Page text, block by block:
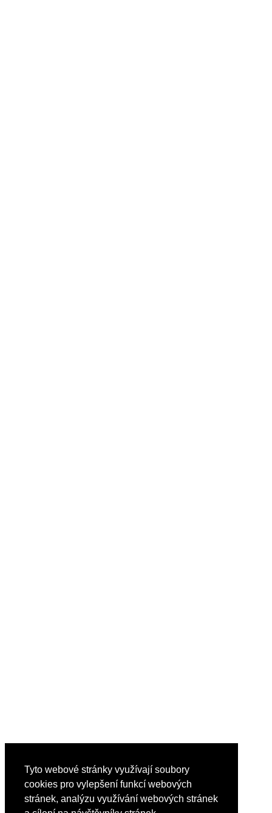
Tyto webové stránky využívají soubory
cookies pro vylepšení funkcí webových
stránek, analýzu využívání webových stránek